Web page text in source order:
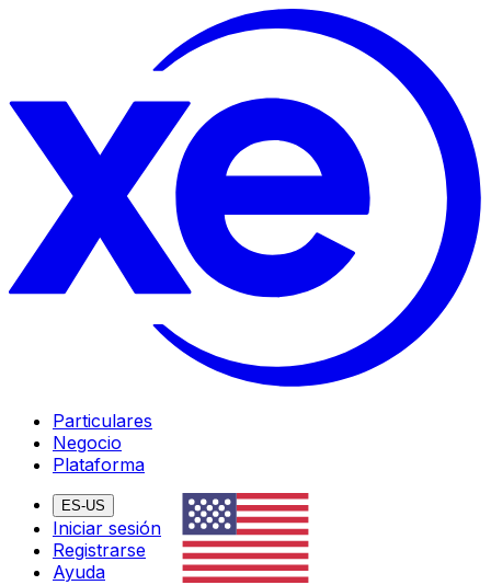
Particulares
Negocio
Plataforma
ES-US
Iniciar sesión
Registrarse
Ayuda